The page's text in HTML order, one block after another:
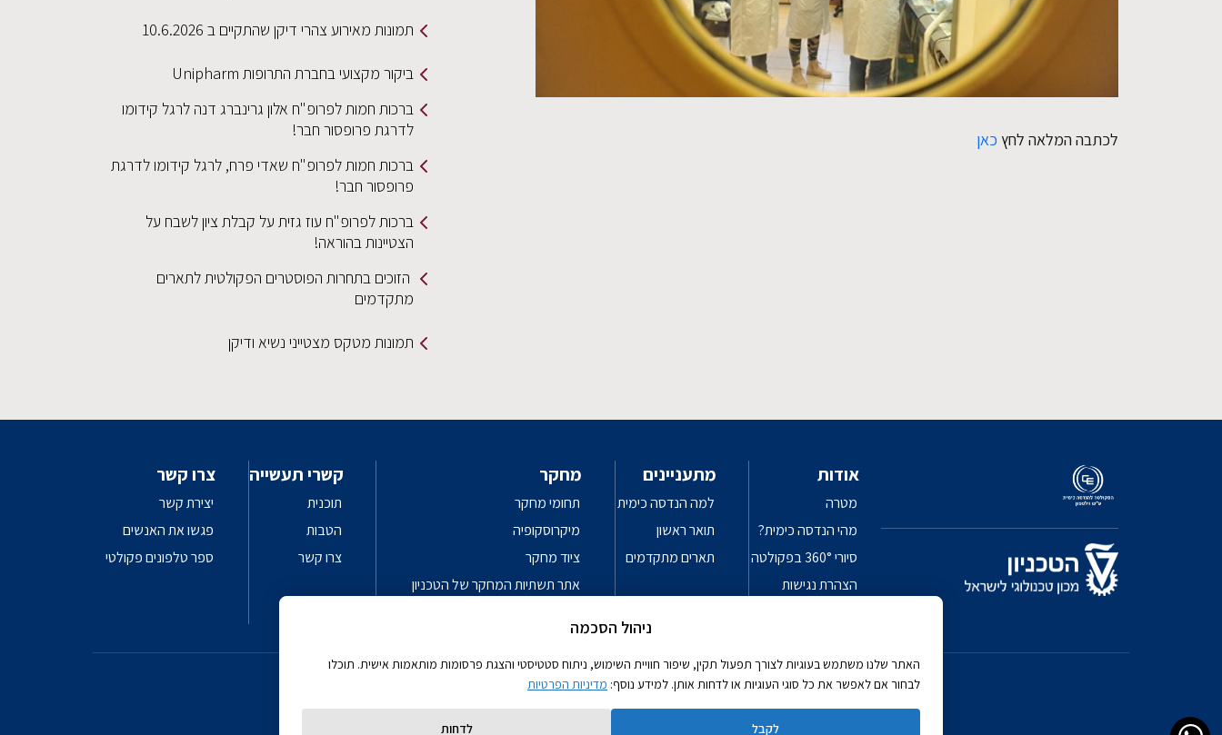
לכתבה המלאה לחץ כאן
תמונות מאירוע צהרי דיקן שהתקיים ב 10.6.2026
ביקור מקצועי בחברת התרופות Unipharm
ברכות חמות לפרופ"ח אלון גרינברג דנה לרגל קידומו
לדרגת פרופסור חבר!
ברכות חמות לפרופ"ח שאדי פרח, לרגל קידומו לדרגת
פרופסור חבר!
ברכות לפרופ"ח עוז גזית על קבלת ציון לשבח על
הצטיינות בהוראה!
הזוכים בתחרות הפוסטרים הפקולטית לתארים
מתקדמים
תמונות מטקס מצטייני נשיא ודיקן
אודות
מטרה
מהי הנדסה כימית?
סיורי 360° בפקולטה
הצהרת נגישות
מתעניינים
למה הנדסה כימית
תואר ראשון
תארים מתקדמים
מחקר
תחומי מחקר
מיקרוסקופיה
ציוד מחקר
אתר תשתיות המחקר של הטכניון
קשרי תעשייה
תוכנית
הטבות
צרו קשר
צרו קשר
יצירת קשר
פגשו את האנשים
ספר טלפונים פקולטי
ניהול הסכמה
האתר שלנו משתמש בעוגיות לצורך תפעול תקין, שיפור חוויית השימוש, ניתוח סטטיסטי והצגת פרסומות מותאמות אישית. תוכלו
לבחור אם לאפשר את כל סוגי העוגיות או לדחות אותן. למידע נוסף: מדיניות הפרטיות
לקבל לדחות